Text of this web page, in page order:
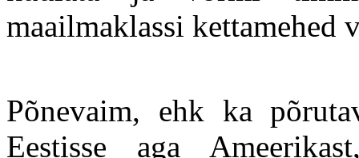
maailmaklassi kettamehed
Põnevaim, ehk ka
Eestisse aga